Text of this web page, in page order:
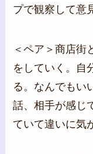
プで観察して意
＜ペア＞商店街
をしていく。自
る。なんでもい
話、相手が感じ
ていて違いに気